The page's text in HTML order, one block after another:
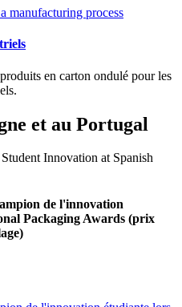
en carton ondulé pour les
et au Portugal
de l'innovation
Packaging Awards (prix